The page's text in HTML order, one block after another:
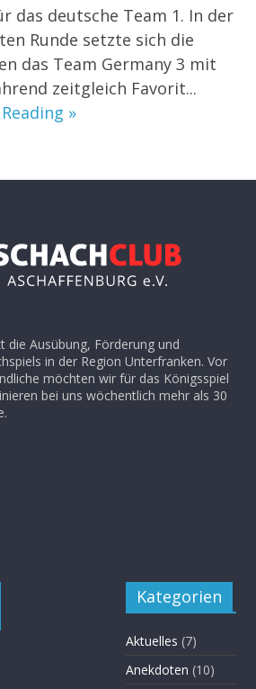
das deutsche Team 1. In der
Runde setzte sich die
das Team Germany 3 mit
zeitgleich Favorit...
»
die Ausübung, Förderung und
in der Region Unterfranken. Vor
möchten wir für das Königsspiel
bei uns wöchentlich mehr als 30
Kategorien
Aktuelles (7)
Anekdoten (10)